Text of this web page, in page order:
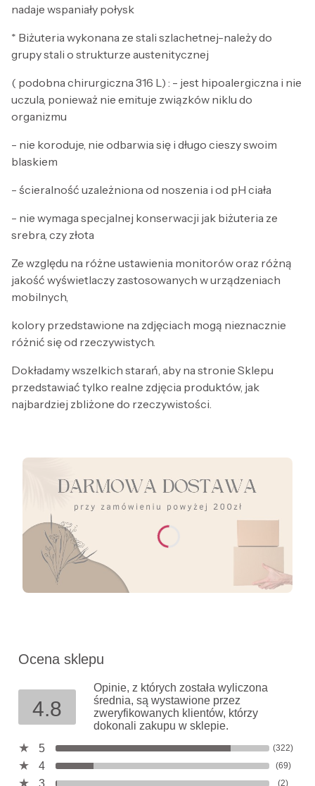
nadaje wspaniały połysk
* Biżuteria wykonana ze stali szlachetnej-należy do
grupy stali o strukturze austenitycznej
( podobna chirurgiczna 316 L) : - jest hipoalergiczna i nie
uczula, ponieważ nie emituje związków niklu do
organizmu
- nie koroduje, nie odbarwia się i długo cieszy swoim
blaskiem
- ścieralność uzależniona od noszenia i od pH ciała
- nie wymaga specjalnej konserwacji jak biżuteria ze
srebra, czy złota
Ze względu na różne ustawienia monitorów oraz różną
jakość wyświetlaczy zastosowanych w urządzeniach
mobilnych,
kolory przedstawione na zdjęciach mogą nieznacznie
różnić się od rzeczywistych.
Dokładamy wszelkich starań, aby na stronie Sklepu
przedstawiać tylko realne zdjęcia produktów, jak
najbardziej zbliżone do rzeczywistości.
Ocena sklepu
4.8
Opinie, z których została wyliczona
średnia, są wystawione przez
zweryfikowanych klientów, którzy
dokonali zakupu w sklepie.
5
(322)
4 (69)
(2)